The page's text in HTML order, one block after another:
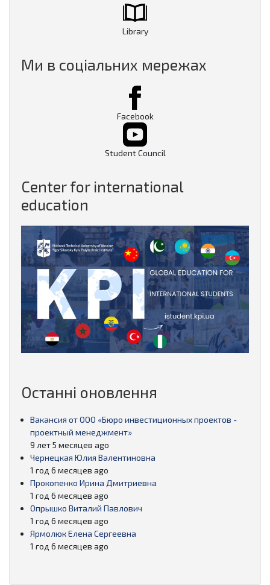
Library
Ми в соціальних мережах
Facebook
Student Council
Center for international
education
Останні оновлення
Вакансия от ООО «Бюро инвестиционных проектов -
проектный менеджмент»
9 лет 5 месяцев ago
Чернецкая Юлия Валентиновна
1 год 6 месяцев ago
Прокопенко Ирина Дмитриевна
1 год 6 месяцев ago
Опрышко Виталий Павлович
1 год 6 месяцев ago
Ярмолюк Елена Сергеевна
1 год 6 месяцев ago